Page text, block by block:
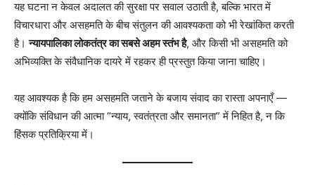
यह घटना न केवल अदालत की सुरक्षा पर सवाल उठाती है, बल्कि भारत में
विचारधारा और असहमति के बीच संतुलन की आवश्यकता को भी रेखांकित करती
है।न्यायपालिका लोकतंत्र का सबसे अहम स्तंभ है, और किसी भी असहमति को
अभिव्यक्ति के संवैधानिक दायरे में रहकर ही प्रस्तुत किया जाना चाहिए।
यह आवश्यक है कि हम असहमति जताने के बजाय संवाद का रास्ता अपनाएँ —
क्योंकि संविधान की आत्मा “न्याय, स्वतंत्रता और समानता” में निहित है, न कि
हिंसक प्रतिक्रिया में।